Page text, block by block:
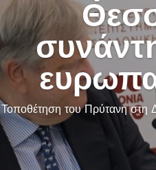
Τοποθέτηση του Πρύτανη στη